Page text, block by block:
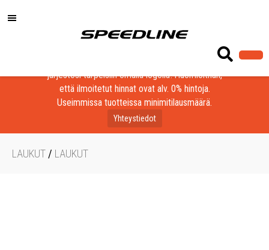
Löydä laadukkaat tuotteet yrityksesi, seurasi tai
järjestösi tarpeisiin omalla logolla! Huomioithan,
että ilmoitetut hinnat ovat alv. 0% hintoja.
Useimmissa tuotteissa minimitilausmäärä.
Yhteystiedot
LAUKUT / LAUKUT